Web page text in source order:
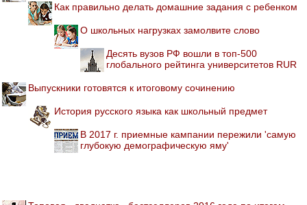
Как правильно делать домашние задания с ребенком
О школьных нагрузках замолвите слово
Десять вузов РФ вошли в топ-500
глобального рейтинга университетов RUR
Выпускники готовятся к итоговому сочинению
История русского языка как школьный предмет
В 2017 г. приемные кампании пережили 'самую
глубокую демографическую яму'